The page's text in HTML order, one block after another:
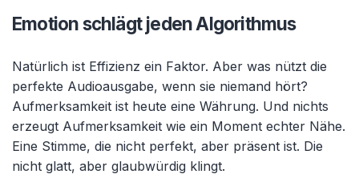
Emotion schlägt jeden Algorithmus
Natürlich ist Effizienz ein Faktor. Aber was nützt die
perfekte Audioausgabe, wenn sie niemand hört?
Aufmerksamkeit ist heute eine Währung. Und nichts
erzeugt Aufmerksamkeit wie ein Moment echter Nähe.
Eine Stimme, die nicht perfekt, aber präsent ist. Die
nicht glatt, aber glaubwürdig klingt.